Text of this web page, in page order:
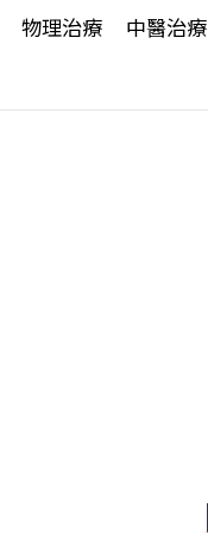
物理治療 中醫治療